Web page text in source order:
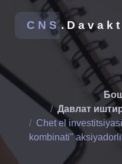
CNS
Давлат
Chet el
kombinati"